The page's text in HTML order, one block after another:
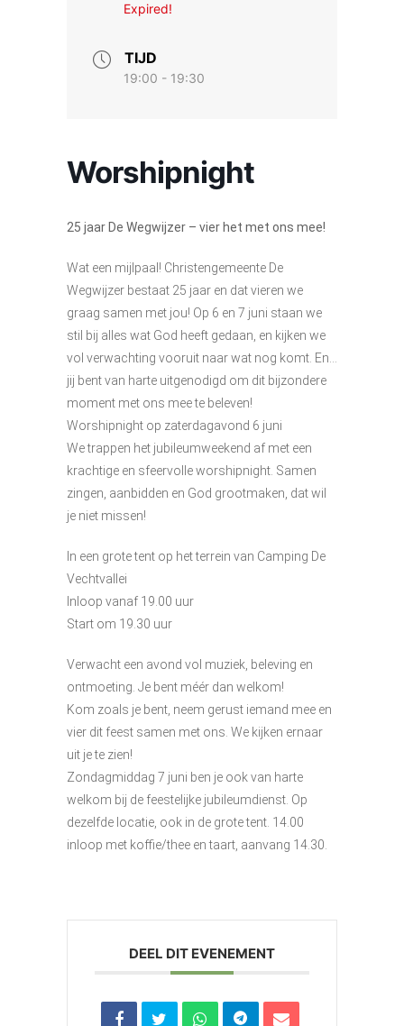
Expired!
TIJD
19:00 - 19:30
Worshipnight
25 jaar De Wegwijzer – vier het met ons mee!
Wat een mijlpaal! Christengemeente De
Wegwijzer bestaat 25 jaar en dat vieren we
graag samen met jou! Op 6 en 7 juni staan we
stil bij alles wat God heeft gedaan, en kijken we
vol verwachting vooruit naar wat nog komt. En…
jij bent van harte uitgenodigd om dit bijzondere
moment met ons mee te beleven!
Worshipnight op zaterdagavond 6 juni
We trappen het jubileumweekend af met een
krachtige en sfeervolle worshipnight. Samen
zingen, aanbidden en God grootmaken, dat wil
je niet missen!
In een grote tent op het terrein van Camping De
Vechtvallei
Inloop vanaf 19.00 uur
Start om 19.30 uur
Verwacht een avond vol muziek, beleving en
ontmoeting. Je bent méér dan welkom!
Kom zoals je bent, neem gerust iemand mee en
vier dit feest samen met ons. We kijken ernaar
uit je te zien!
Zondagmiddag 7 juni ben je ook van harte
welkom bij de feestelijke jubileumdienst. Op
dezelfde locatie, ook in de grote tent. 14.00
inloop met koffie/thee en taart, aanvang 14.30.
DEEL DIT EVENEMENT